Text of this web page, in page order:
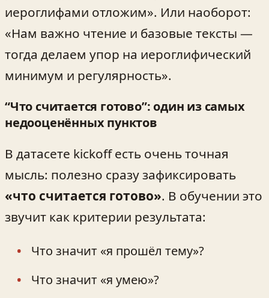
иероглифами отложим». Или наоборот:
«Нам важно чтение и базовые тексты —
тогда делаем упор на иероглифический
минимум и регулярность».
“Что считается готово”: один из самых
недооценённых пунктов
В датасете kickoff есть очень точная
мысль: полезно сразу зафиксировать
«что считается готово». В обучении это
звучит как критерии результата:
Что значит «я прошёл тему»?
Что значит «я умею»?